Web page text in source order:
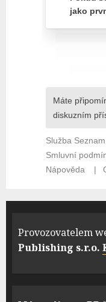
Provozovatelem
Publishing s.r.o.